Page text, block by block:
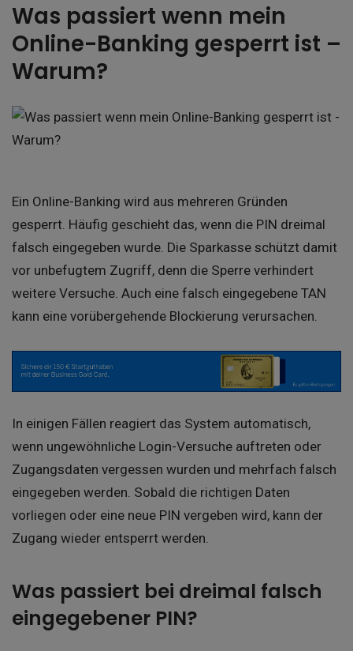
Was passiert wenn mein
Online-Banking gesperrt ist –
Warum?
Ein Online-Banking wird aus mehreren Gründen
gesperrt. Häufig geschieht das, wenn die PIN dreimal
falsch eingegeben wurde. Die Sparkasse schützt damit
vor unbefugtem Zugriff, denn die Sperre verhindert
weitere Versuche. Auch eine falsch eingegebene TAN
kann eine vorübergehende Blockierung verursachen.
In einigen Fällen reagiert das System automatisch,
wenn ungewöhnliche Login-Versuche auftreten oder
Zugangs­daten vergessen wurden und mehrfach falsch
eingegeben werden. Sobald die richtigen Daten
vorliegen oder eine neue PIN vergeben wird, kann der
Zugang wieder entsperrt werden.
Was passiert bei dreimal falsch
eingegebener PIN?